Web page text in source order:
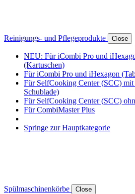
Reinigungs- und Pflegeprodukte Close
NEU: Für iCombi Pro und
(Kartuschen)
Für iCombi Pro und iHexagon
Für SelfCooking Center (SCC)
Schublade)
Für SelfCooking Center (SCC)
Für CombiMaster Plus
Springe zur Hauptkategorie
Spülmaschinenkörbe Close